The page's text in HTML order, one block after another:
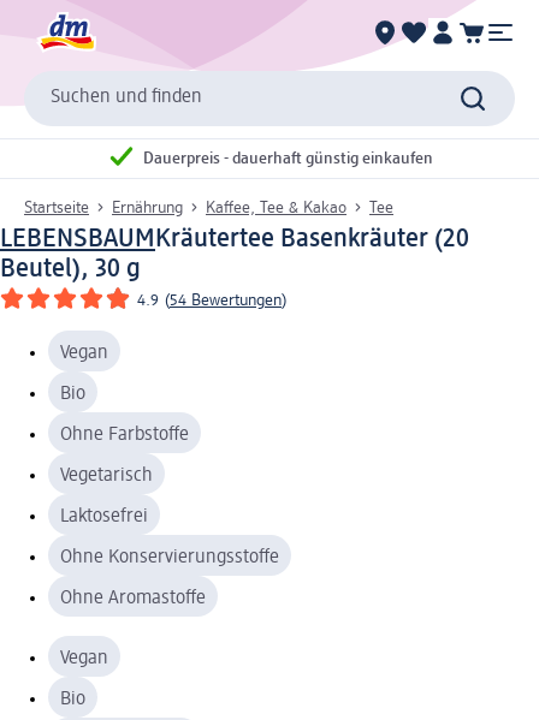
Suchen und finden
Dauerpreis - dauerhaft günstig einkaufen
Startseite Ernährung Kaffee, Tee & Kakao Tee
LEBENSBAUM Kräutertee Basenkräuter (20
Beutel), 30 g
4.9 (54 Bewertungen)
Vegan
Bio
Ohne Farbstoffe
Vegetarisch
Laktosefrei
Ohne Konservierungsstoffe
Ohne Aromastoffe
Vegan
Bio